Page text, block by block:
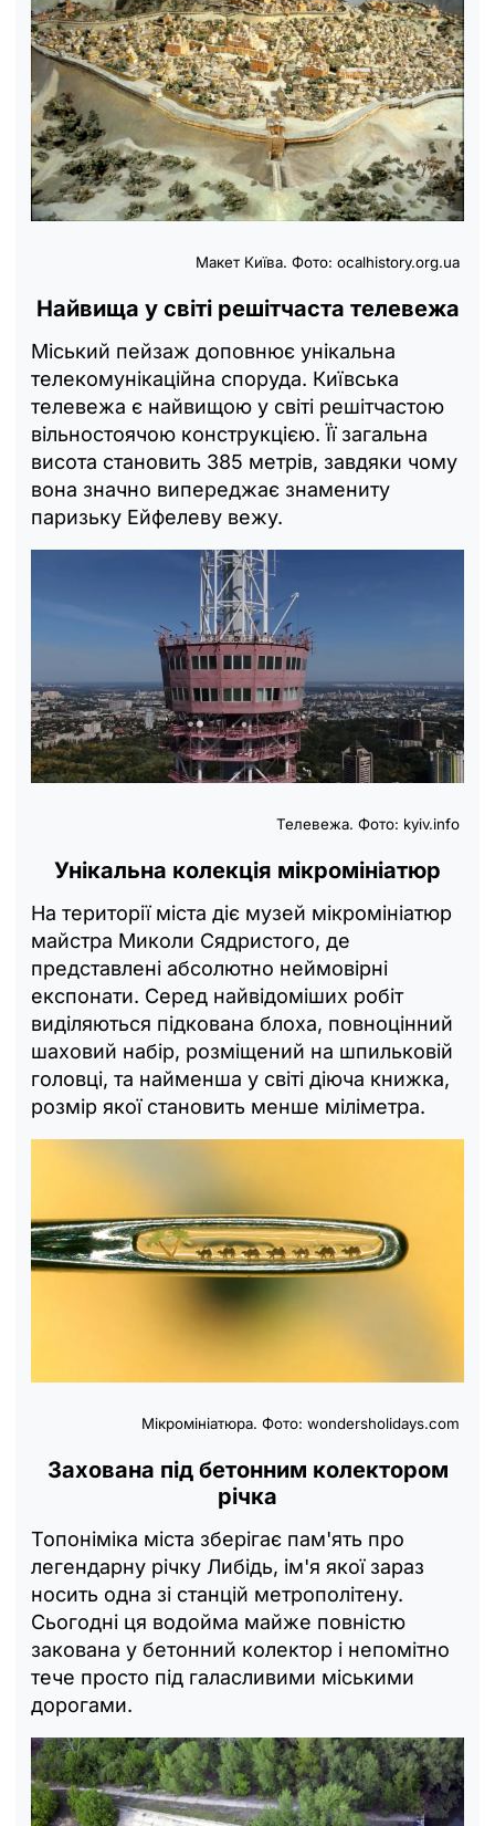
Макет Київа. Фото: ocalhistory.org.ua
Найвища у світі решітчаста телевежа
Міський пейзаж доповнює унікальна
телекомунікаційна споруда. Київська
телевежа є найвищою у світі решітчастою
вільностоячою конструкцією. Її загальна
висота становить 385 метрів, завдяки чому
вона значно випереджає знамениту
паризьку Ейфелеву вежу.
Телевежа. Фото: kyiv.info
Унікальна колекція мікромініатюр
На території міста діє музей мікромініатюр
майстра Миколи Сядристого, де
представлені абсолютно неймовірні
експонати. Серед найвідоміших робіт
виділяються підкована блоха, повноцінний
шаховий набір, розміщений на шпильковій
головці, та найменша у світі діюча книжка,
розмір якої становить менше міліметра.
Мікромініатюра. Фото: wondersholidays.com
Захована під бетонним колектором
річка
Топоніміка міста зберігає пам'ять про
легендарну річку Либідь, ім'я якої зараз
носить одна зі станцій метрополітену.
Сьогодні ця водойма майже повністю
закована у бетонний колектор і непомітно
тече просто під галасливими міськими
дорогами.